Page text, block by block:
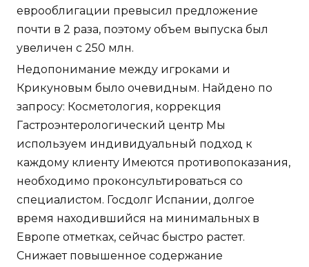
еврооблигации превысил предложение
почти в 2 раза, поэтому объем выпуска был
увеличен с 250 млн.
Недопонимание между игроками и
Крикуновым было очевидным. Найдено по
запросу: Косметология, коррекция
Гастроэнтерологический центр Мы
используем индивидуальный подход к
каждому клиенту Имеются противопоказания,
необходимо проконсультироваться со
специалистом. Госдолг Испании, долгое
время находившийся на минимальных в
Европе отметках, сейчас быстро растет.
Снижает повышенное содержание